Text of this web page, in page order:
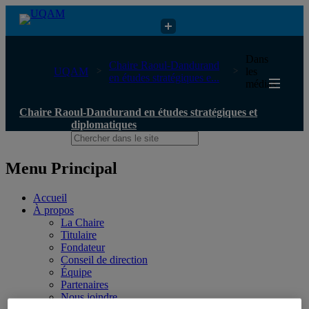
Chaire Raoul-Dandurand en études stratégiques et diplomatiques
UQAM
Chaire Raoul-Dandurand
en études stratégiques e...
Dans
les
médias
Chaire Raoul-Dandurand en études stratégiques et
diplomatiques
Menu Principal
Accueil
À propos
La Chaire
Titulaire
Fondateur
Conseil de direction
Équipe
Partenaires
Nous joindre